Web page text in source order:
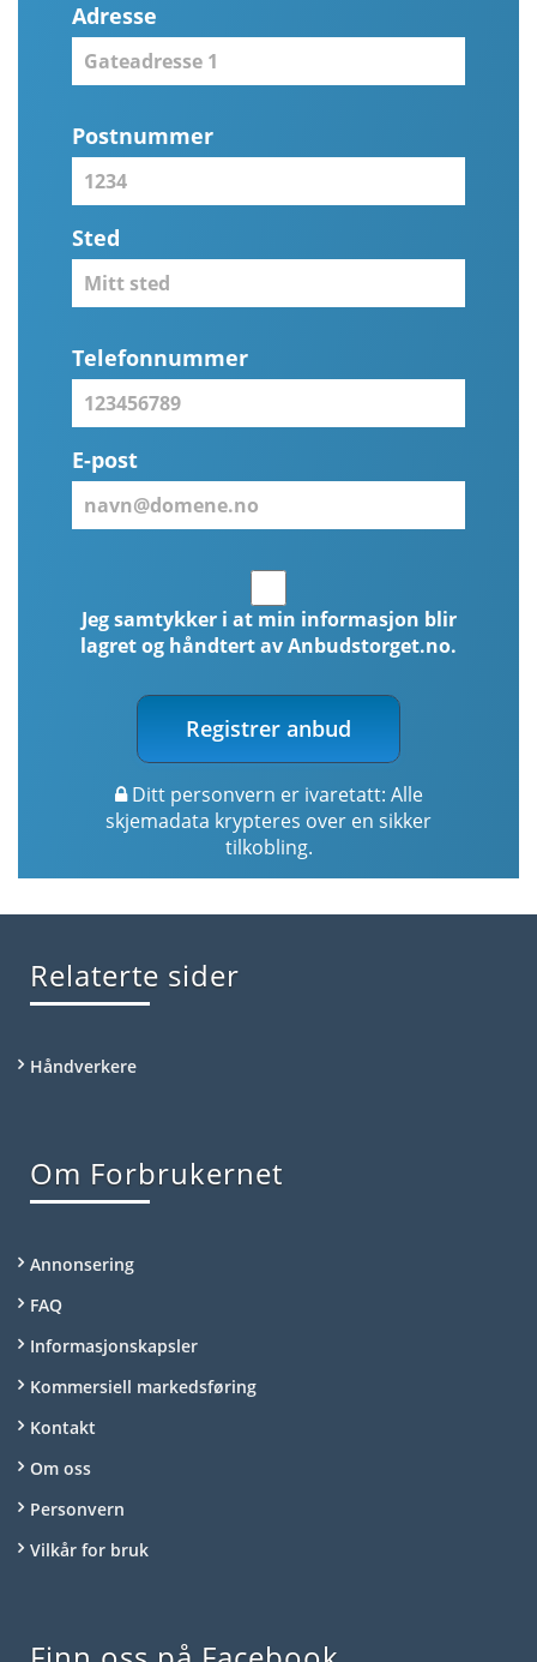
Adresse
Postnummer
Sted
Telefonnummer
E-post
Jeg samtykker i at min informasjon blir
lagret og håndtert av Anbudstorget.no.
Registrer anbud
Ditt personvern er ivaretatt: Alle
skjemadata krypteres over en sikker
tilkobling.
Relaterte sider
Håndverkere
Om Forbrukernet
Annonsering
FAQ
Informasjonskapsler
Kommersiell markedsføring
Kontakt
Om oss
Personvern
Vilkår for bruk